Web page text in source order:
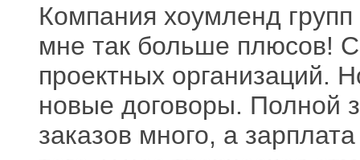
Компания хоумленд
мне так больше плюсов!
проектных организаций.
новые договоры. Полной
заказов много, а